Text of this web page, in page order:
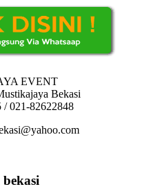
EVENT
Bekasi
/ 021-82622848